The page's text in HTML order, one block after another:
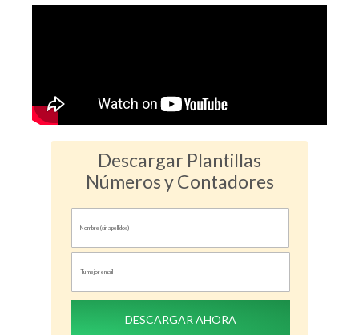
Descargar Plantillas
Números y Contadores
DESCARGAR AHORA